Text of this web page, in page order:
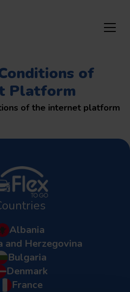
of
Platform
of the internet platform
Albania
and Herzegovina
Bulgaria
Denmark
France